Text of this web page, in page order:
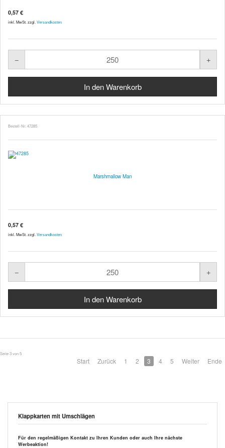
0,57 €
inkl. MwSt. zzgl. Versandkosten
Bestell-Nr. 47285
Marshmallow Man
0,57 €
inkl. MwSt. zzgl. Versandkosten
Seite 3 von 5
Start Zurück 1 2 3 4 5 Weiter Ende
Klappkarten mit Umschlägen
Für den regelmäßigen Kontakt zu Ihren Kunden oder auch Ihre nächste
Werbeaktion!